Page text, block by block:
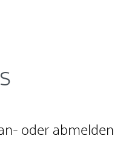
oder abmelden